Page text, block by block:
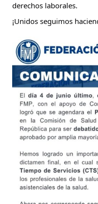
derechos laborales.
¡Unidos seguimos